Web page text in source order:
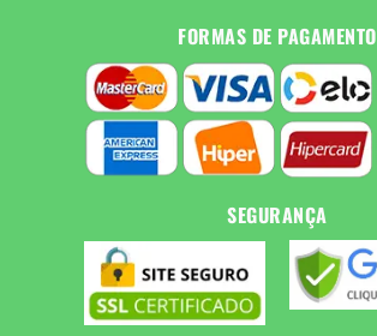
FORMAS DE PAGAMENTO
SEGURANÇA